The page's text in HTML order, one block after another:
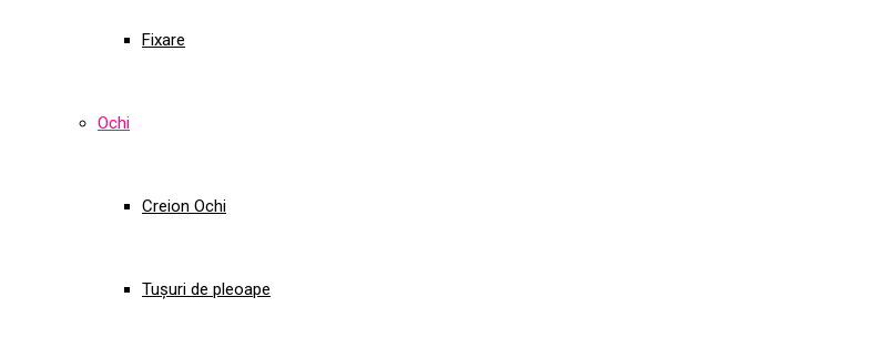
Fixare
Ochi
Creion Ochi
Tușuri de pleoape